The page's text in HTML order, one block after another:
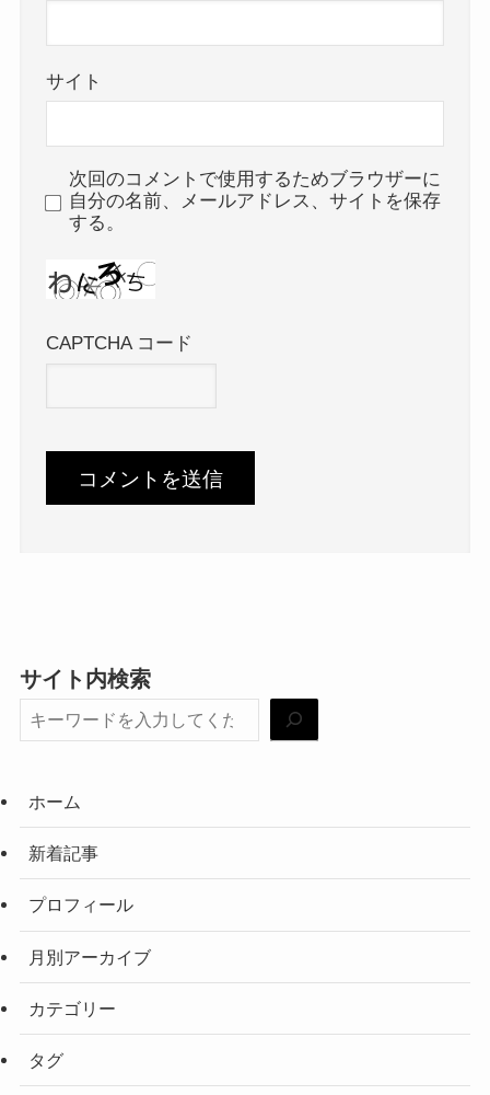
サイト
次回のコメントで使用するためブラウザーに
自分の名前、メールアドレス、サイトを保存
する。
CAPTCHA コード
サイト内検索
ホーム
新着記事
プロフィール
月別アーカイブ
カテゴリー
タグ